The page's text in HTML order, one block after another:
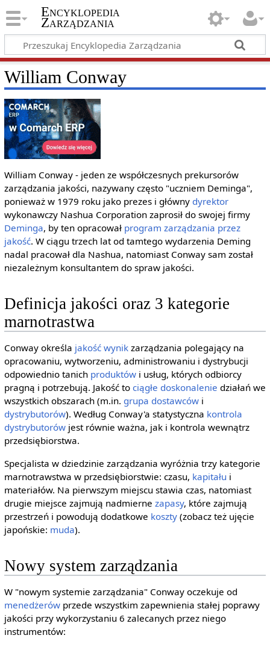
Encyklopedia
Zarządzania
William Conway
William Conway - jeden ze współczesnych prekursorów
zarządzania jakości, nazywany często "uczniem Deminga",
ponieważ w 1979 roku jako prezes i główny dyrektor
wykonawczy Nashua Corporation zaprosił do swojej firmy
Deminga, by ten opracował program zarządzania przez
jakość. W ciągu trzech lat od tamtego wydarzenia Deming
nadal pracował dla Nashua, natomiast Conway sam został
niezależnym konsultantem do spraw jakości.
Definicja jakości oraz 3 kategorie
marnotrastwa
Conway określa jakość wynikzarządzania polegający na
opracowaniu, wytworzeniu, administrowaniu i dystrybucji
odpowiednio tanich produktówi usług, których odbiorcy
pragną i potrzebują. Jakość to ciągłe doskonalenie działań we
wszystkich obszarach (m.in. grupa dostawcówi
dystrybutorów). Według Conway'a statystyczna kontrola
dystrybutorówjest równie ważna, jak i kontrola wewnątrz
przedsiębiorstwa.
Specjalista w dziedzinie zarządzania wyróżnia trzy kategorie
marnotrawstwa w przedsiębiorstwie: czasu, kapitału i
materiałów. Na pierwszym miejscu stawia czas, natomiast
drugie miejsce zajmują nadmierne zapasy, które zajmują
przestrzeń i powodują dodatkowe koszty(zobacz też ujęcie
japońskie: muda).
Nowy system zarządzania
W "nowym systemie zarządzania" Conway oczekuje od
menedżerówprzede wszystkim zapewnienia stałej poprawy
jakości przy wykorzystaniu 6 zalecanych przez niego
instrumentów: